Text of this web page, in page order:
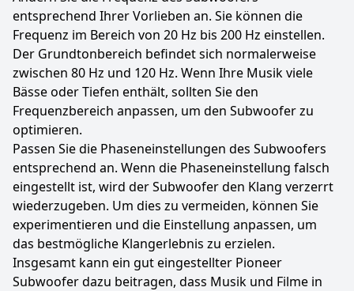
entsprechend Ihrer Vorlieben an. Sie können die
Frequenz im Bereich von 20 Hz bis 200 Hz einstellen.
Der Grundtonbereich befindet sich normalerweise
zwischen 80 Hz und 120 Hz. Wenn Ihre Musik viele
Bässe oder Tiefen enthält, sollten Sie den
Frequenzbereich anpassen, um den Subwoofer zu
optimieren.
Passen Sie die Phaseneinstellungen des Subwoofers
entsprechend an. Wenn die Phaseneinstellung falsch
eingestellt ist, wird der Subwoofer den Klang verzerrt
wiederzugeben. Um dies zu vermeiden, können Sie
experimentieren und die Einstellung anpassen, um
das bestmögliche Klangerlebnis zu erzielen.
Insgesamt kann ein gut eingestellter Pioneer
Subwoofer dazu beitragen, dass Musik und Filme in